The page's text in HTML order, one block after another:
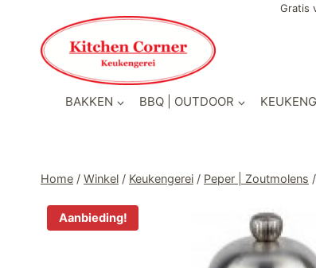
inhoud
Gratis
BAKKEN BBQ | OUTDOOR
Home / Winkel / Keukengerei / Peper | Zoutmolens /
Aanbieding!